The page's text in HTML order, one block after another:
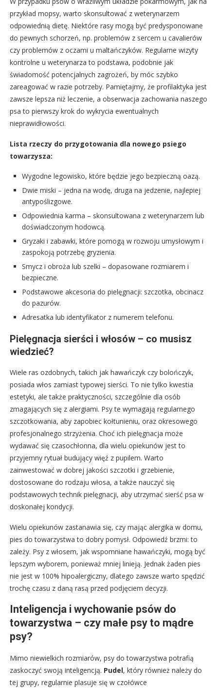
przykład mopsy, warto skonsultować z weterynarzem
odpowiednią dietę. Niektóre rasy mogą być predysponowane
do pewnych schorzeń, np. problemów z sercem u cavalierów
czy problemów z oczami u maltańczyków. Regularne wizyty
kontrolne u weterynarza to podstawa, podobnie jak
świadomość potencjalnych zagrożeń, by móc szybko
zareagować w razie potrzeby. Pamiętajmy, że profilaktyka jest
zawsze lepsza niż leczenie, a obserwacja zachowania naszego
psa to pierwszy krok do wykrycia ewentualnych
nieprawidłowości.
Lista rzeczy do przygotowania dla nowego psiego
towarzysza:
Wygodne legowisko, które będzie jego bezpieczną oazą.
Dwie miski – jedna na wodę, druga na jedzenie, najlepiej
antypoślizgowe.
Odpowiednia karma – skonsultowana z weterynarzem lub
doświadczonym hodowcą.
Gryzaki i zabawki, które pomogą w rozwoju umysłowym i
zaspokoją potrzebę gryzienia.
Smycz i obroża lub szelki – dopasowane rozmiarem i
bezpieczne.
Podstawowe akcesoria do pielęgnacji: szczotka, obcinacz
do pazurów.
Adresatka lub identyfikator z numerem telefonu.
Pielęgnacja sierści i włosów – co musisz
wiedzieć?
Wiele ras ozdobnych, takich jak hawańczyk czy bolończyk,
posiada włos zamiast typowej sierści. To nie tylko kwestia
estetyki, ale także praktyczności, szczególnie dla osób
zmagających się z alergiami. Psy te wymagają regularnego
szczotkowania, aby zapobiec kołtunieniu, oraz okresowego
profesjonalnego strzyżenia. Choć ich pielęgnacja może
wydawać się czasochłonna, dla wielu opiekunów jest to
przyjemny rytuał budujący więź z pupilem. Warto
zainwestować w dobrej jakości szczotki i grzebienie,
dostosowane do rodzaju włosa, a także nauczyć się
podstawowych technik pielęgnacji, aby utrzymać sierść psa w
doskonałej kondycji.
Wielu opiekunów zastanawia się, czy mając alergika w domu,
pies do towarzystwa to dobry pomysł. Odpowiedź brzmi: to
zależy. Psy z włosem, jak wspomniane hawańczyki, mogą być
lepszym wyborem, ponieważ mniej linieją. Jednak żaden pies
nie jest w 100% hipoalergiczny, dlatego zawsze warto spędzić
trochę czasu z daną rasą przed podjęciem decyzji.
Inteligencja i wychowanie psów do
towarzystwa – czy małe psy to mądre
psy?
Mimo niewielkich rozmiarów, psy do towarzystwa potrafią
zaskoczyć swoją inteligencją. Pudel, który również należy do
tej grupy, regularnie plasuje się w czołówce